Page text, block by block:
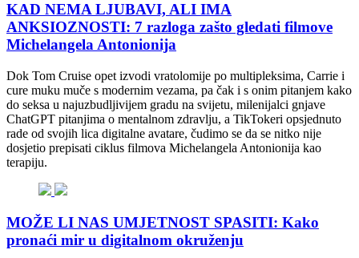
KAD NEMA LJUBAVI, ALI IMA
ANKSIOZNOSTI: 7 razloga zašto gledati filmove
Michelangela Antonionija
Dok Tom Cruise opet izvodi vratolomije po multipleksima, Carrie i
cure muku muče s modernim vezama, pa čak i s onim pitanjem kako
do seksa u najuzbudljivijem gradu na svijetu, milenijalci gnjave
ChatGPT pitanjima o mentalnom zdravlju, a TikTokeri opsjednuto
rade od svojih lica digitalne avatare, čudimo se da se nitko nije
dosjetio prepisati ciklus filmova Michelangela Antonionija kao
terapiju.
MOŽE LI NAS UMJETNOST SPASITI: Kako
pronaći mir u digitalnom okruženju